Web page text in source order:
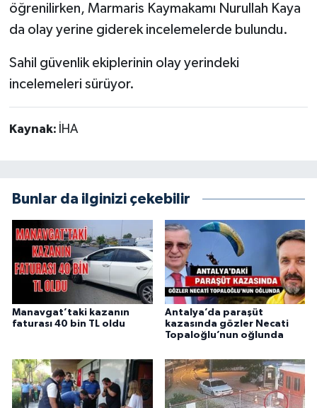
öğrenilirken, Marmaris Kaymakamı Nurullah Kaya
da olay yerine giderek incelemelerde bulundu.
Sahil güvenlik ekiplerinin olay yerindeki
incelemeleri sürüyor.
Kaynak: İHA
Bunlar da ilginizi çekebilir
Manavgat’taki kazanın
faturası 40 bin TL oldu
Antalya’da paraşüt
kazasında gözler Necati
Topaloğlu’nun oğlunda